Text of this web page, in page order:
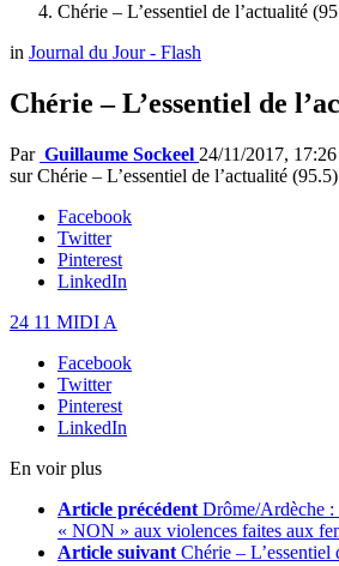
Chérie – L’essentiel de l’actualité
in Journal du Jour - Flash
Chérie – L’essentiel de
Par Guillaume Sockeel 24/11/2017, 17:26
sur Chérie – L’essentiel de l’actualité (95.5)
Facebook
Twitter
Pinterest
LinkedIn
24 11 MIDI A
Facebook
Twitter
Pinterest
LinkedIn
En voir plus
Article précédent Drôme/Ardèche :
« NON » aux violences faites aux
Article suivant Chérie – L’essentiel